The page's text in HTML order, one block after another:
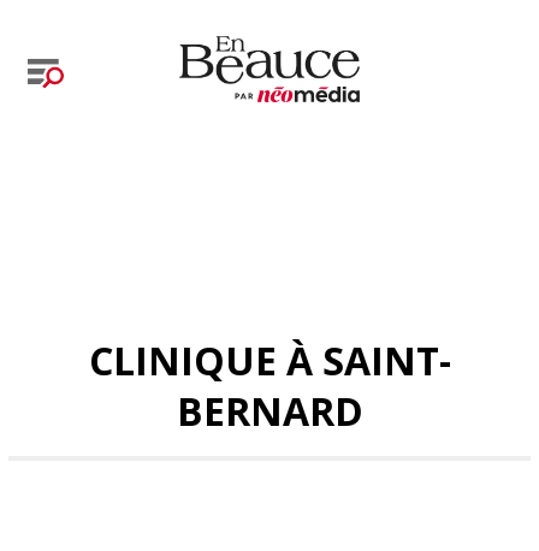
CLINIQUE À SAINT-
BERNARD